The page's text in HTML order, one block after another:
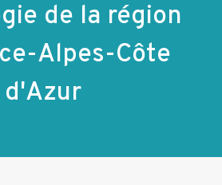
de la région
Alpes-Côte
d'Azur